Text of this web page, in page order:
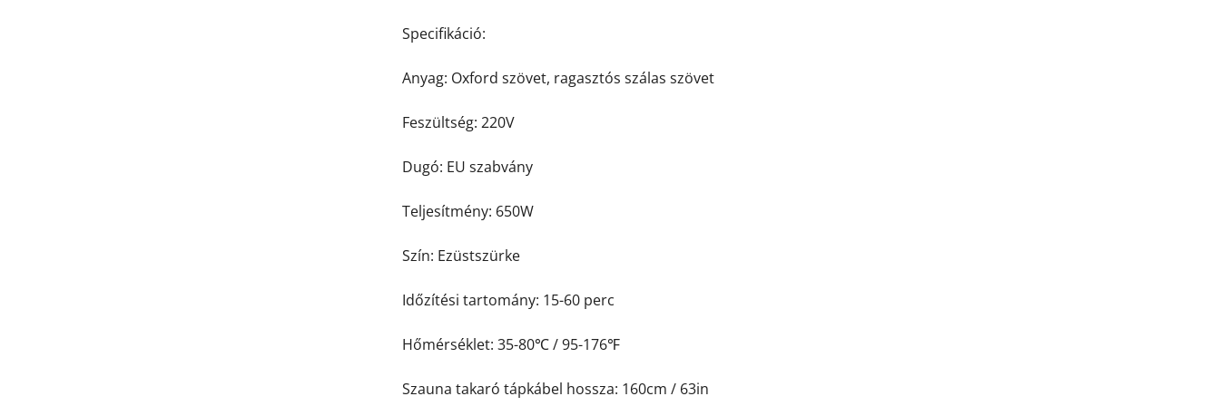
Specifikáció:
Anyag: Oxford szövet, ragasztós szálas szövet
Feszültség: 220V
Dugó: EU szabvány
Teljesítmény: 650W
Szín: Ezüstszürke
Időzítési tartomány: 15-60 perc
Hőmérséklet: 35-80℃ / 95-176℉
Szauna takaró tápkábel hossza: 160cm / 63in